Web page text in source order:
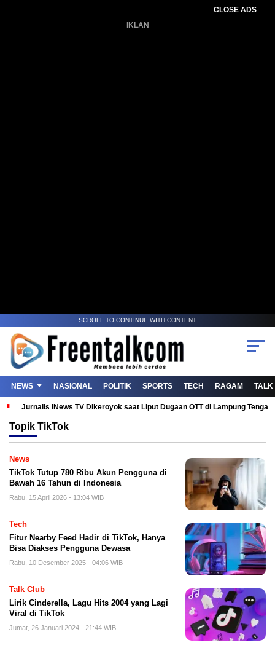
CLOSE ADS
IKLAN
SCROLL TO CONTINUE WITH CONTENT
NEWS NASIONAL POLITIK SPORTS TECH RAGAM TALK
Jurnalis iNews TV Dikeroyok saat Liput Dugaan OTT di Lampung
Topik TikTok
News
TikTok Tutup 780 Ribu Akun Pengguna di
Bawah 16 Tahun di Indonesia
Rabu, 15 April 2026 - 13:04 WIB
Tech
Fitur Nearby Feed Hadir di TikTok, Hanya
Bisa Diakses Pengguna Dewasa
Rabu, 10 Desember 2025 - 04:06 WIB
Talk Club
Lirik Cinderella, Lagu Hits 2004 yang Lagi
Viral di TikTok
Jumat, 26 Januari 2024 - 21:44 WIB